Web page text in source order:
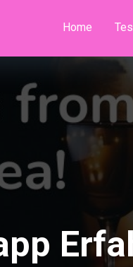
Home